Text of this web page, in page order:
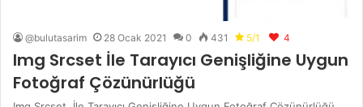
@bulutasarim 28 Ocak 2021 0 431 5/1 4
Img Srcset İle Tarayıcı Genişliğine Uygun
Fotoğraf Çözünürlüğü